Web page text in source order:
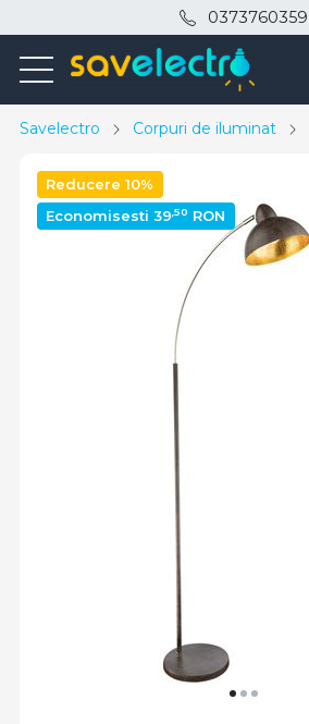
0373760359
Savelectro Corpuri de iluminat
Reducere 10%
Economisesti 39,50 RON